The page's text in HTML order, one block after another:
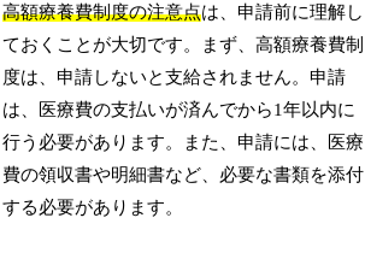
高額療養費制度の注意点は、申請前に理解し
ておくことが大切です。まず、高額療養費制
度は、申請しないと支給されません。申請
は、医療費の支払いが済んでから1年以内に
行う必要があります。また、申請には、医療
費の領収書や明細書など、必要な書類を添付
する必要があります。